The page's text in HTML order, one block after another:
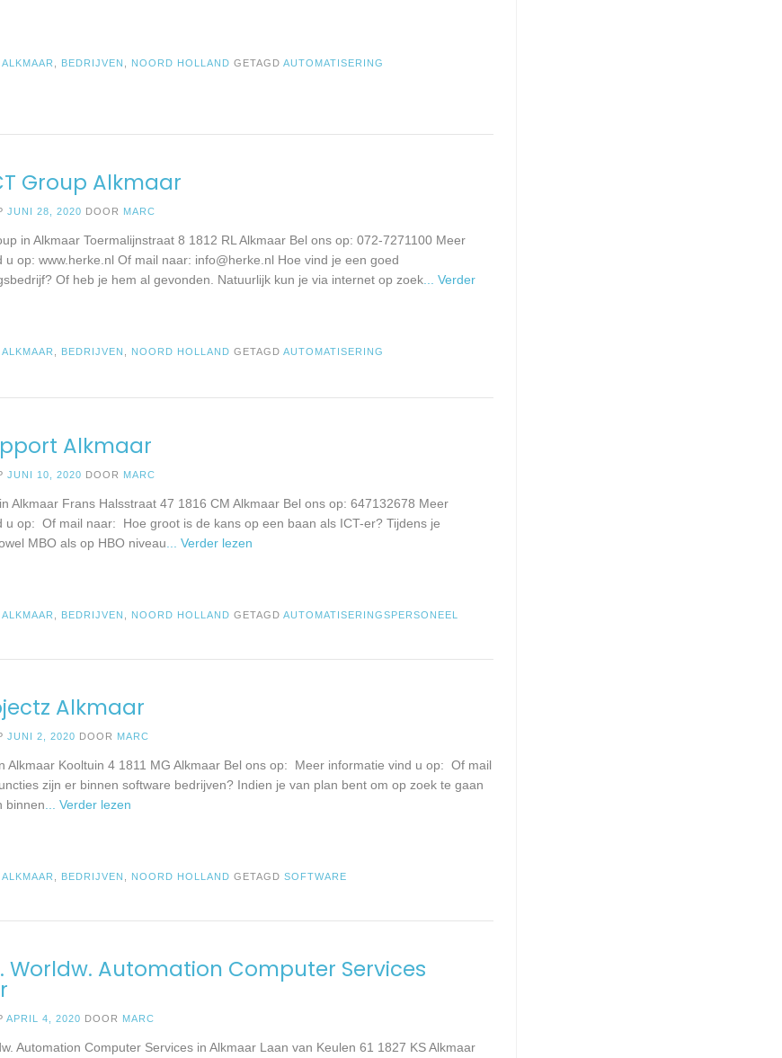
ALKMAAR BEDRIJVEN NOORD HOLLAND GETAGDAUTOMATISERING
Group Alkmaar
JUNI 28, 2020 DOOR MARC
in Alkmaar Toermalijnstraat 8 1812 RL Alkmaar Bel ons op: 072-7271100 Meer
u op: www.herke.nl Of mail naar: info@herke.nl Hoe vind je een goed
Of heb je hem al gevonden. Natuurlijk kun je via internet op zoek ... Verder
ALKMAAR BEDRIJVEN NOORD HOLLAND GETAGDAUTOMATISERING
Alkmaar
JUNI 10, 2020 DOOR MARC
Alkmaar Frans Halsstraat 47 1816 CM Alkmaar Bel ons op: 647132678 Meer
u op: Of mail naar: Hoe groot is de kans op een baan als ICT-er? Tijdens je
MBO als op HBO niveau ... Verder lezen
ALKMAAR BEDRIJVEN NOORD HOLLAND GETAGDAUTOMATISERINGSPERSONEEL
Alkmaar
JUNI 2, 2020 DOOR MARC
Alkmaar Kooltuin 4 1811 MG Alkmaar Bel ons op: Meer informatie vind u op: Of mail
zijn er binnen software bedrijven? Indien je van plan bent om op zoek te gaan
binnen ... Verder lezen
ALKMAAR BEDRIJVEN NOORD HOLLAND GETAGDSOFTWARE
Worldw. Automation Computer Services
APRIL 4, 2020 DOOR MARC
Automation Computer Services in Alkmaar Laan van Keulen 61 1827 KS Alkmaar